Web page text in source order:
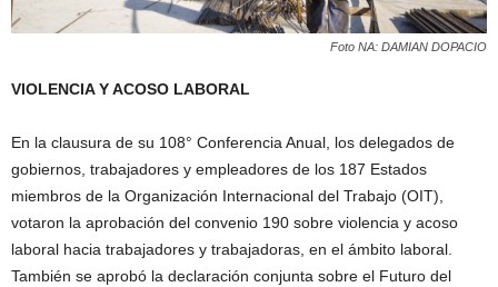
Foto NA: DAMIAN DOPACIO
VIOLENCIA Y ACOSO LABORAL
En la clausura de su 108° Conferencia Anual, los delegados de
gobiernos, trabajadores y empleadores de los 187 Estados
miembros de la Organización Internacional del Trabajo (OIT),
votaron la aprobación del convenio 190 sobre violencia y acoso
laboral hacia trabajadores y trabajadoras, en el ámbito laboral.
También se aprobó la declaración conjunta sobre el Futuro del